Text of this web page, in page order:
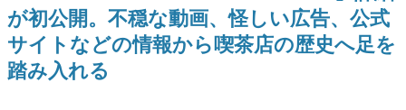
赫本
この物語を解いてはいけない。『赫本』は、〈試験問題〉
の形をした短編ホラー小説集です。
が初公開。不穏な動画、怪しい広告、公式
サイトなどの情報から喫茶店の歴史へ足を
踏み入れる